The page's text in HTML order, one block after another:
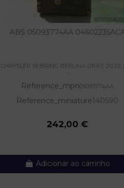
ABS 05093774AA
CHRYSLER SEBRING BERLINA (JR41) 2.0 LE |
-...
Reference_mpn05093774AA
Reference_miniature140590
242,00 €
Adicionar ao carrinho